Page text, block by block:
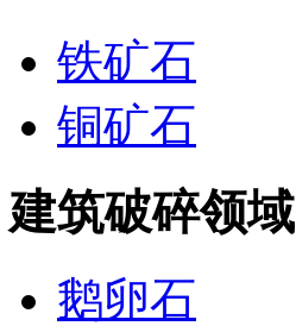
铁矿石
铜矿石
建筑破碎领域
鹅卵石